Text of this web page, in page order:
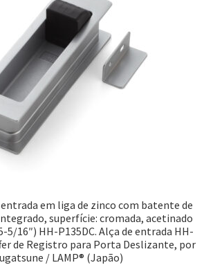
entrada em liga de zinco com batente de
superfície: cromada, acetinado
5/16″) HH-P135DC. Alça de entrada HH-
de Registro para Porta Deslizante, por
/ LAMP® (Japão)